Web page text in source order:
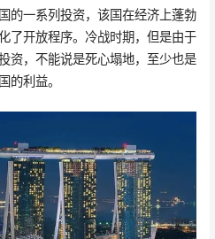
的一系列投资，该国在经济上蓬勃
了开放程序。冷战时期，但是由于
资，不能说是死心塌地，至少也是
的利益。